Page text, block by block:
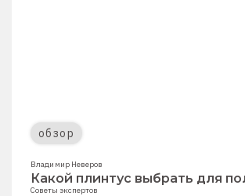
обзор
Владимир Неверов
Какой плинтус выбрать для
Советы экспертов